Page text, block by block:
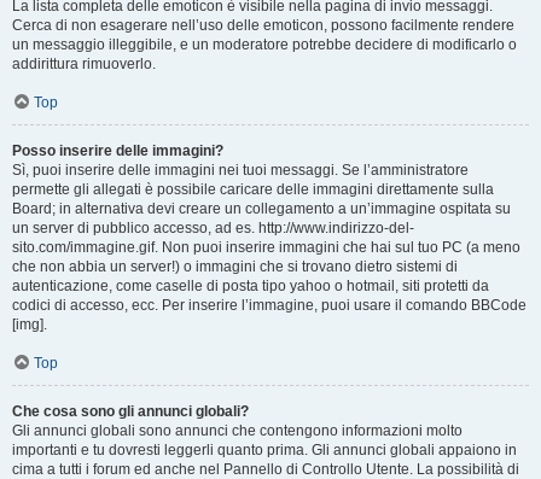
La lista completa delle emoticon è visibile nella pagina di invio messaggi.
Cerca di non esagerare nell’uso delle emoticon, possono facilmente rendere
un messaggio illeggibile, e un moderatore potrebbe decidere di modificarlo o
addirittura rimuoverlo.
Top
Posso inserire delle immagini?
Sì, puoi inserire delle immagini nei tuoi messaggi. Se l’amministratore
permette gli allegati è possibile caricare delle immagini direttamente sulla
Board; in alternativa devi creare un collegamento a un’immagine ospitata su
un server di pubblico accesso, ad es. http://www.indirizzo-del-
sito.com/immagine.gif. Non puoi inserire immagini che hai sul tuo PC (a meno
che non abbia un server!) o immagini che si trovano dietro sistemi di
autenticazione, come caselle di posta tipo yahoo o hotmail, siti protetti da
codici di accesso, ecc. Per inserire l’immagine, puoi usare il comando BBCode
[img].
Top
Che cosa sono gli annunci globali?
Gli annunci globali sono annunci che contengono informazioni molto
importanti e tu dovresti leggerli quanto prima. Gli annunci globali appaiono in
cima a tutti i forum ed anche nel Pannello di Controllo Utente. La possibilità di